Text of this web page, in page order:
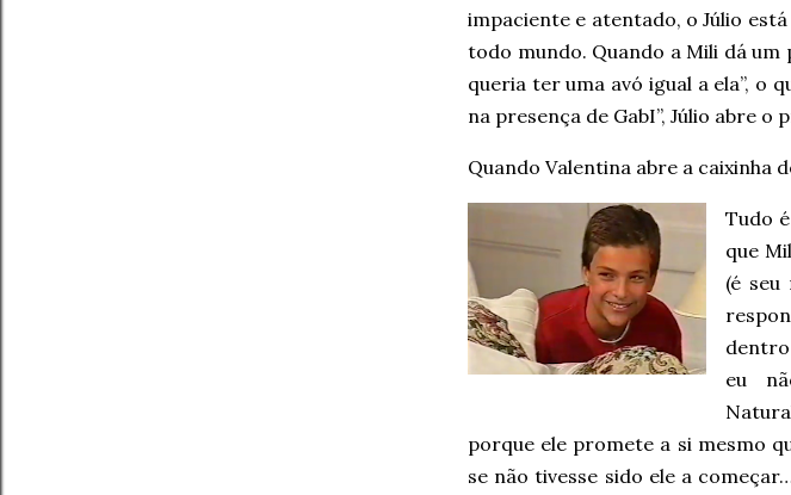
impaciente e atentado, o Júlio está
todo mundo. Quando a Mili dá um
queria ter uma avó igual a ela”, o
na presença de GabI”, Júlio abre
Quando Valentina abre a caixinha
Tudo
que
(é
dentro
eu
porque ele promete a si mesmo
se não tivesse sido ele a